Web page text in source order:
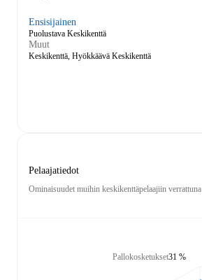
Ensisijainen
Puolustava Keskikenttä
Muut
Keskikenttä, Hyökkäävä Keskikenttä
Pelaajatiedot
Ominaisuudet muihin keskikenttäpelaajiin verrattuna
Pallokosketukset31 %